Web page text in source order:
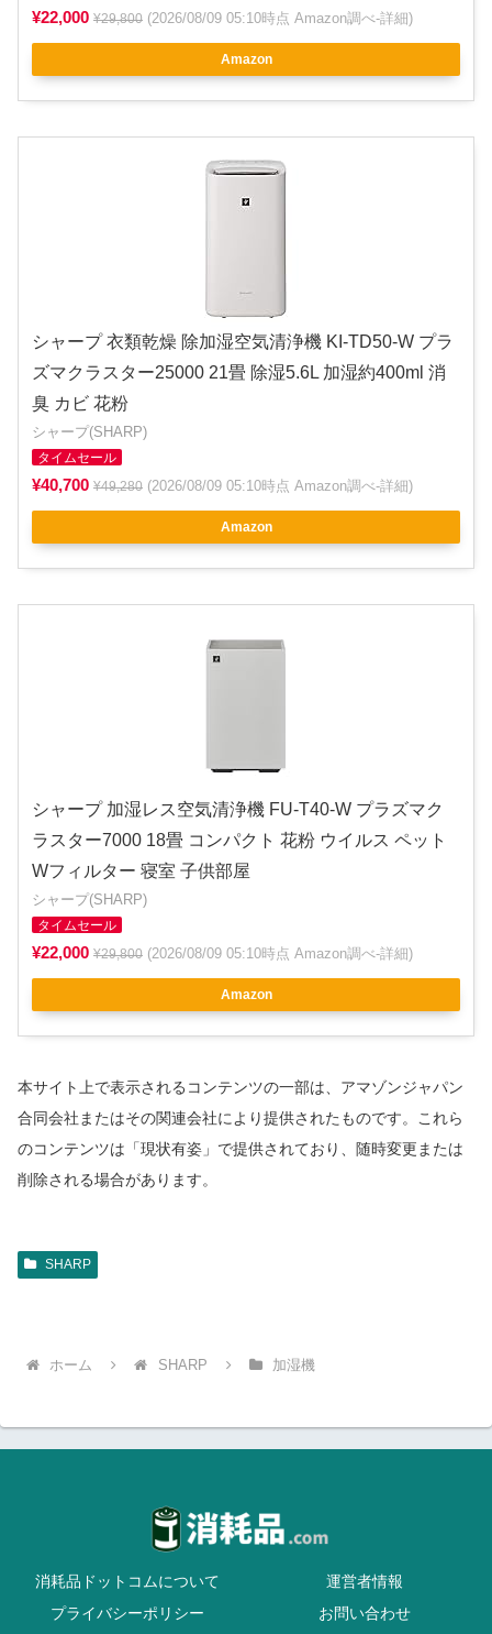
¥22,000 ¥29,800 (2026/08/09 05:10時点 Amazon調べ-詳細)
Amazon
シャープ 衣類乾燥 除加湿空気清浄機 KI-TD50-W プラ
ズマクラスター25000 21畳 除湿5.6L 加湿約400ml 消
臭 カビ 花粉
シャープ(SHARP)
タイムセール
¥40,700 ¥49,280 (2026/08/09 05:10時点 Amazon調べ-詳細)
Amazon
シャープ 加湿レス空気清浄機 FU-T40-W プラズマク
ラスター7000 18畳 コンパクト 花粉 ウイルス ペット
Wフィルター 寝室 子供部屋
シャープ(SHARP)
タイムセール
¥22,000 ¥29,800 (2026/08/09 05:10時点 Amazon調べ-詳細)
Amazon
本サイト上で表示されるコンテンツの一部は、アマゾンジャパン
合同会社またはその関連会社により提供されたものです。これら
のコンテンツは「現状有姿」で提供されており、随時変更または
削除される場合があります。
SHARP
ホーム SHARP 加湿機
消耗品ドットコムについて
運営者情報
プライバシーポリシー
お問い合わせ